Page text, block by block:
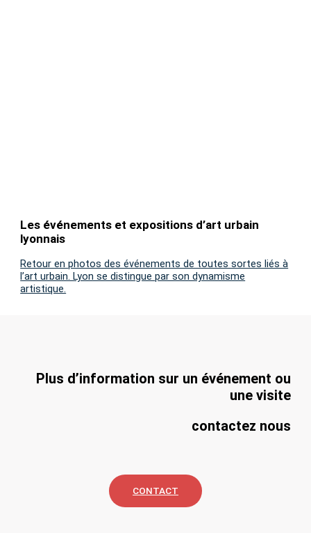
Les événements et expositions d’art urbain
lyonnais
Retour en photos des événements de toutes sortes liés à
l’art urbain. Lyon se distingue par son dynamisme
artistique.
Plus d’information sur un événement ou
une visite
contactez nous
CONTACT